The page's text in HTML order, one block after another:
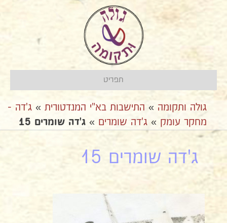
תפריט
גולה ותקומה » התישבות בא"י המנדטורית » ג'דה -
מחקר עומק » ג'דה שומרים » ג'דה שומרים 15
ג'דה שומרים 15